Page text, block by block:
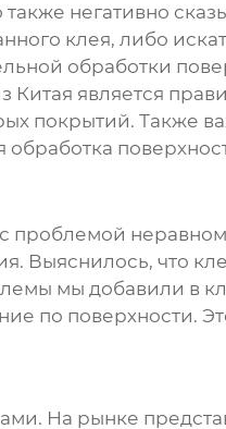
негативно
клея, либо
обработки
Китая является
покрытий. Также
обработка
Выяснилось, что
мы добавили в
по поверхности.
На рынке